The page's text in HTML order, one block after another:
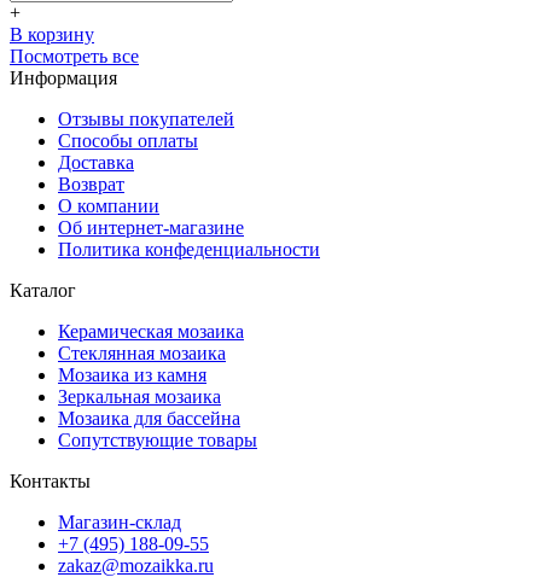
+
В корзину
Посмотреть все
Информация
Отзывы покупателей
Способы оплаты
Доставка
Возврат
О компании
Об интернет-магазине
Политика конфеденциальности
Каталог
Керамическая мозаика
Стеклянная мозаика
Мозаика из камня
Зеркальная мозаика
Мозаика для бассейна
Сопутствующие товары
Контакты
Магазин-склад
+7 (495) 188-09-55
zakaz@mozaikka.ru